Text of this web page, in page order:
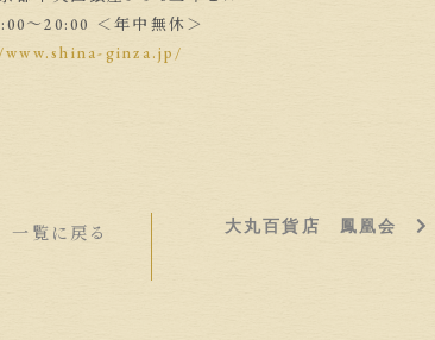
〜20:00 ＜年中無休＞
ginza.jp/
一覧に戻る 大丸百貨店 鳳凰会